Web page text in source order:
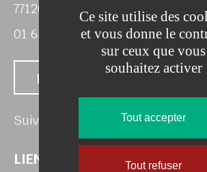
77120 COULOMMIERS
01 64 75 38 90
Nous contacter
Suivez-nous
LIENS UTILES
Ce site utilise des
et vous donne le
sur ceux que vous
souhaitez activer
Tout accepter
Tout refuser